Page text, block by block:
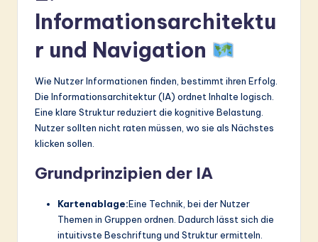
Informationsarchitektu
r und Navigation
Wie Nutzer Informationen finden, bestimmt ihren Erfolg.
Die Informationsarchitektur (IA) ordnet Inhalte logisch.
Eine klare Struktur reduziert die kognitive Belastung.
Nutzer sollten nicht raten müssen, wo sie als Nächstes
klicken sollen.
Grundprinzipien der IA
Kartenablage:Eine Technik, bei der Nutzer
Themen in Gruppen ordnen. Dadurch lässt sich die
intuitivste Beschriftung und Struktur ermitteln.